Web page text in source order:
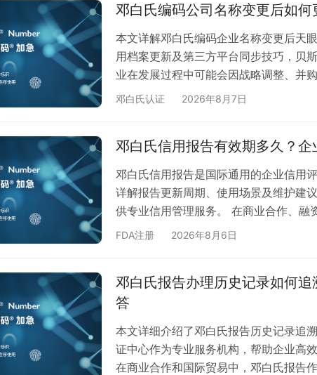
过新名称查询信用记录 国际投标或跨境
邓白氏编码公司名称变更后如何
本文详解邓白氏编码企业名称变更后天
用档案更新及第三方平台同步技巧，贝
业在发展过程中可能会因战略调整、并
已申请邓白氏编码（D-U-N-S Number
身份证等证明文件 核实邓白氏编码状态
邓白氏认证 2026年8月7日
邓白氏信用报告有效期多久？
邓白氏信用报告是国际通用的企业信用
详解报告更新周期、使用场景及维护建
供专业信用管理服务。 在商业合作、融
（D&B Credit Report）作为权威的企业
例：• 基础版报告：自出具日起12个月
FDA注册 2026年8月6日
邓白氏报告办理历史记录如何
答
本文详细介绍了邓白氏报告历史记录追
证中心作为专业服务机构，帮助企业高
在商业合作和国际贸易中，邓白氏报告